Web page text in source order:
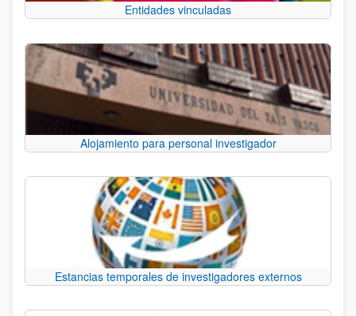
Entidades vinculadas
Alojamiento para personal investigador
Estancias temporales de investigadores externos